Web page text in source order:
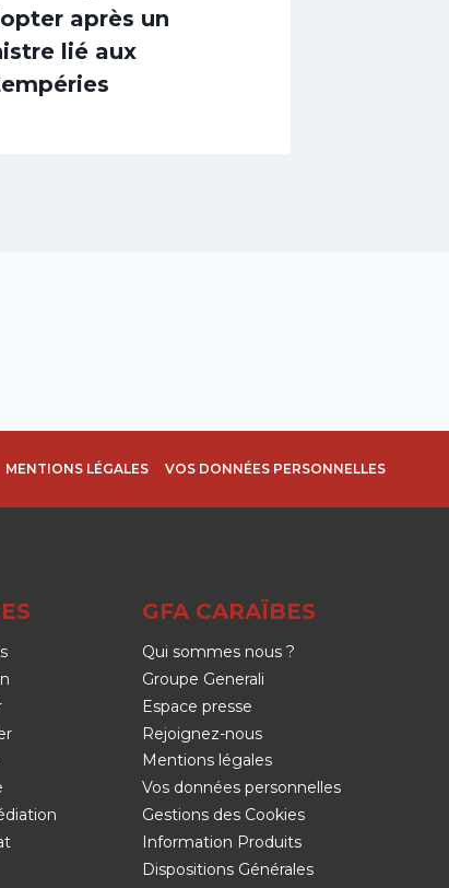
après un
lié aux
MENTIONS LÉGALES VOS DONNÉES PERSONNELLES
GFA CARAÏBES
Qui sommes nous ?
Groupe Generali
Espace presse
Rejoignez-nous
Mentions légales
Vos données personnelles
Gestions des Cookies
Information Produits
Dispositions Générales